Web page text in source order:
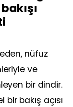
nüfuz
ve
bir dindir.
bakış açısı